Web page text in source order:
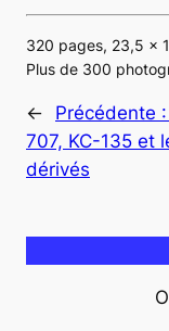
320 pages, 23,5 x
Plus de 300
← Précédente :
707, KC-135 et
dérivés